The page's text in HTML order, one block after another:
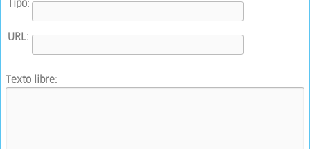
Tipo:
URL:
Texto libre: